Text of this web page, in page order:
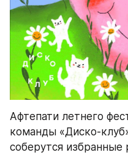
Афтепати летнего
команды «Диско-
соберутся избранные